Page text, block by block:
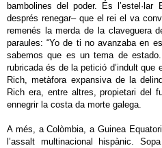
bambolines del poder. És
després renegar– que el rei el va
remenés la merda de la claveguera
paraules: “Yo de ti no avanzaba en
sabemos que es un tema de
rubricada és de la petició d’indult que
Rich, metàfora expansiva de la
Rich era, entre altres, propietari del
ennegrir la costa da morte galega.
A més, a Colòmbia, a Guinea
l’assalt multinacional hispànic.